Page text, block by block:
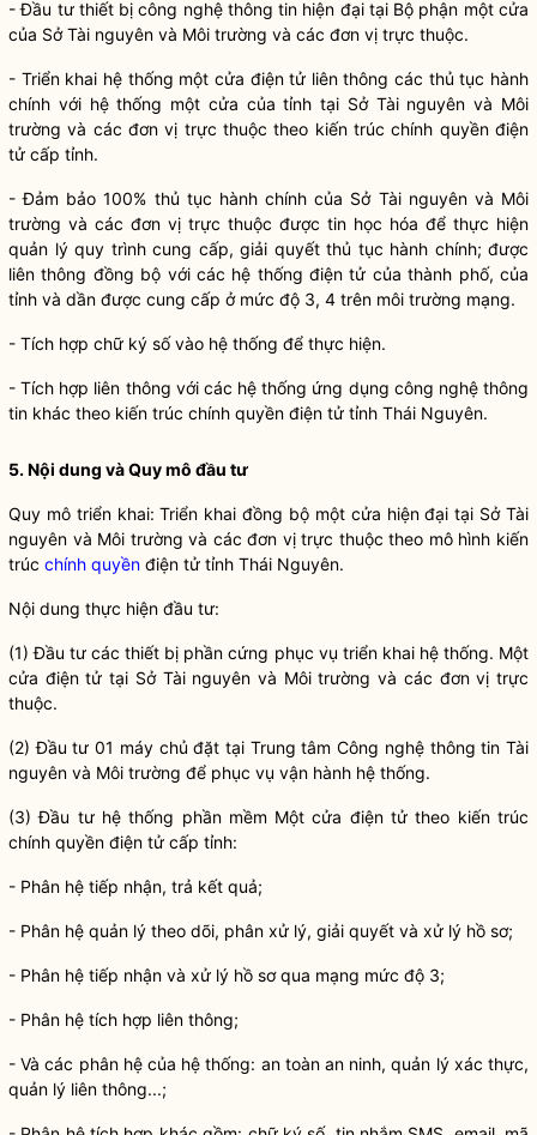
- Đầu tư thiết bị công nghệ thông tin hiện đại tại Bộ phận một cửa
của Sở Tài nguyên và Môi trường và các đơn vị trực thuộc.
- Triển khai hệ thống một cửa điện tử liên thông các thủ tục hành
chính với hệ thống một cửa của tỉnh tại Sở Tài nguyên và Môi
trường và các đơn vị trực thuộc theo kiến trúcchính quyềnđiện
tử cấp tỉnh.
- Đảm bảo 100% thủ tục hành chính của Sở Tài nguyên và Môi
trường và các đơn vị trực thuộc được tin học hóa để thực hiện
quản lý quy trình cung cấp, giải quyết thủ tục hành chính; được
liên thông đồng bộ với các hệ thống điện tử của thành phố, của
tỉnh và dần được cung cấp ở mức độ 3, 4 trên môi trường mạng.
- Tích hợp chữ ký số vào hệ thống để thực hiện.
- Tích hợp liên thông với các hệ thống ứng dụng công nghệ thông
tin khác theo kiến trúc chính quyền điện tử tỉnh Thái Nguyên.
5. Nội dung và Quy mô đầu tư
Quy mô triển khai: Triển khai đồng bộ một cửa hiện đại tại Sở Tài
nguyên và Môi trường và các đơn vị trực thuộc theo mô hình kiến
trúc chính quyền điện tử tỉnh Thái Nguyên.
Nội dung thực hiện đầu tư:
(1) Đầu tư các thiết bị phần cứng phục vụ triển khai hệ thống. Một
cửa điện tử tại Sở Tài nguyên và Môi trường và các đơn vị trực
thuộc.
(2) Đầu tư 01 máy chủ đặt tại Trung tâm Công nghệ thông tin Tài
nguyên và Môi trường để phục vụ vận hành hệ thống.
(3) Đầu tư hệ thống phần mềm Một cửa điện tử theo kiến trúc
chính quyền điện tử cấp tỉnh:
- Phân hệ tiếp nhận, trả kết quả;
- Phân hệ quản lý theo dõi, phân xử lý, giải quyết và xử lý hồ sơ;
- Phân hệ tiếp nhận và xử lý hồ sơ qua mạng mức độ 3;
- Phân hệ tích hợp liên thông;
- Và các phân hệ của hệ thống: an toàn an ninh, quản lý xác thực,
quản lý liên thông...;